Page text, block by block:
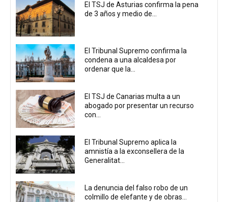
El TSJ de Asturias confirma la pena
de 3 años y medio de...
El Tribunal Supremo confirma la
condena a una alcaldesa por
ordenar que la...
El TSJ de Canarias multa a un
abogado por presentar un recurso
con...
El Tribunal Supremo aplica la
amnistía a la exconsellera de la
Generalitat...
La denuncia del falso robo de un
colmillo de elefante y de obras...